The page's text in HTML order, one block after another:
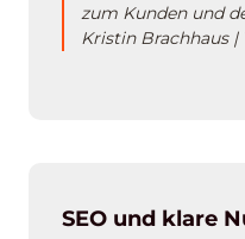
zum Kunden und
Kristin Brachhaus |
SEO und klare